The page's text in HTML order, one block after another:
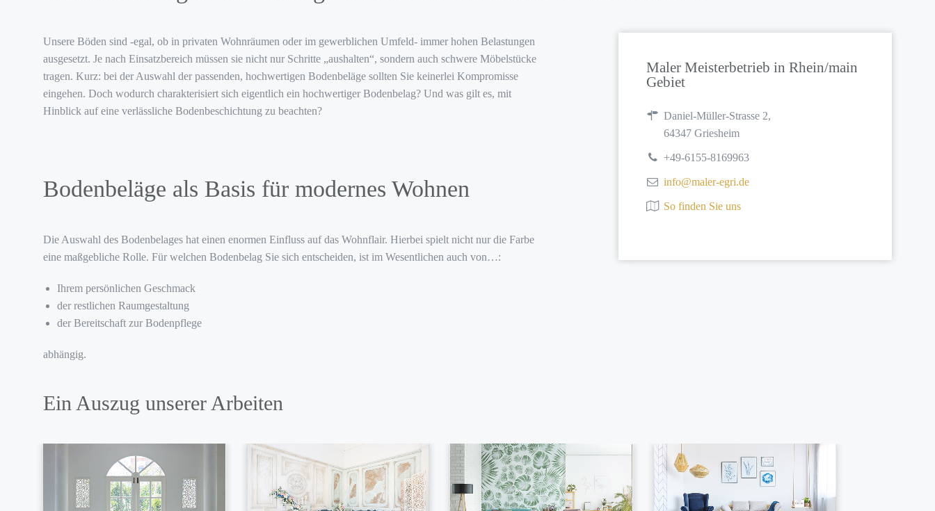
Unsere Böden sind -egal, ob in privaten Wohnräumen oder im gewerblichen Umfeld- immer hohen Belastungen
ausgesetzt. Je nach Einsatzbereich müssen sie nicht nur Schritte „aushalten“, sondern auch schwere Möbelstücke
tragen. Kurz: bei der Auswahl der passenden, hochwertigen Bodenbeläge sollten Sie keinerlei Kompromisse
eingehen. Doch wodurch charakterisiert sich eigentlich ein hochwertiger Bodenbelag? Und was gilt es, mit
Hinblick auf eine verlässliche Bodenbeschichtung zu beachten?
Bodenbeläge als Basis für modernes Wohnen
Die Auswahl des Bodenbelages hat einen enormen Einfluss auf das Wohnflair. Hierbei spielt nicht nur die Farbe
eine maßgebliche Rolle. Für welchen Bodenbelag Sie sich entscheiden, ist im Wesentlichen auch von…:
Ihrem persönlichen Geschmack
der restlichen Raumgestaltung
der Bereitschaft zur Bodenpflege
abhängig.
Maler Meisterbetrieb in Rhein/main
Gebiet
Daniel-Müller-Strasse 2,
64347 Griesheim
+49-6155-8169963
info@maler-egri.de
So finden Sie uns
Ein Auszug unserer Arbeiten